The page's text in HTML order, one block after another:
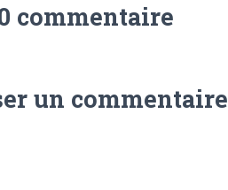
commentaire
un commentaire